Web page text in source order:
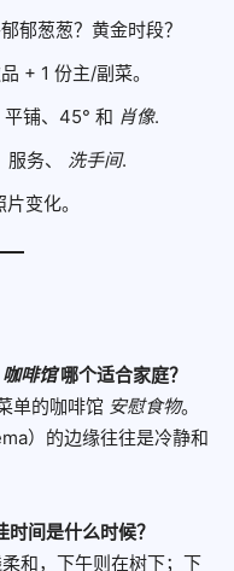
郁葱葱？黄金时段？
+ 1 份主/副菜。
铺、45° 和 肖像.
务、 洗手间.
变化。
啡馆哪个适合家庭？
单的咖啡馆 安慰食物。
）的边缘往往是冷静和
间是什么时候？
和，下午则在树下；下